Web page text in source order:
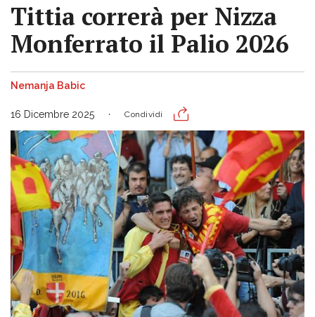
Tittia correrà per Nizza
Monferrato il Palio 2026
Nemanja Babic
16 Dicembre 2025 Condividi